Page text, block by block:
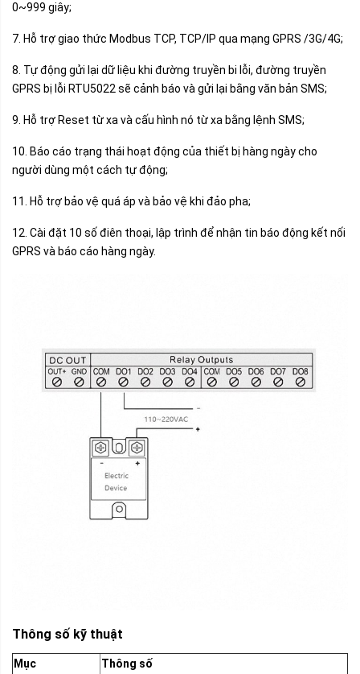
0~999 giây;
7. Hỗ trợ giao thức Modbus TCP, TCP/IP qua mạng GPRS /3G/4G;
8. Tự động gửi lại dữ liệu khi đường truyền bi lỗi, đường truyền
GPRS bị lỗi RTU5022 sẽ cảnh báo và gửi lại bằng văn bản SMS;
9. Hỗ trợ Reset từ xa và cấu hình nó từ xa bằng lệnh SMS;
10. Báo cáo trạng thái hoạt động của thiết bị hàng ngày cho
người dùng một cách tự động;
11. Hỗ trợ bảo vệ quá áp và bảo vệ khi đảo pha;
12. Cài đặt 10 số điên thoại, lập trình để nhận tin báo động kết nối
GPRS và báo cáo hàng ngày.
Thông số kỹ thuật
Mục Thông số